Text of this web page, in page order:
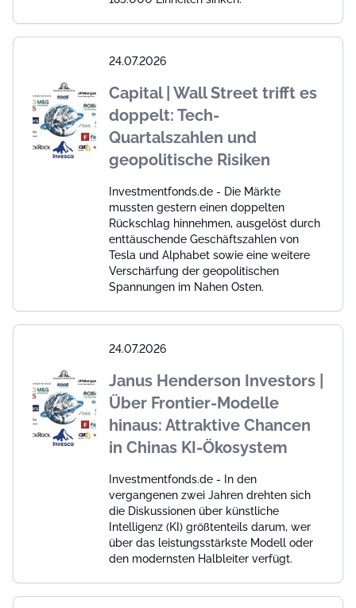
24.07.2026
Capital | Wall Street trifft es
doppelt: Tech-
Quartalszahlen und
geopolitische Risiken
Investmentfonds.de - Die Märkte
mussten gestern einen doppelten
Rückschlag hinnehmen, ausgelöst durch
enttäuschende Geschäftszahlen von
Tesla und Alphabet sowie eine weitere
Verschärfung der geopolitischen
Spannungen im Nahen Osten.
24.07.2026
Janus Henderson Investors |
Über Frontier-Modelle
hinaus: Attraktive Chancen
in Chinas KI-Ökosystem
Investmentfonds.de - In den
vergangenen zwei Jahren drehten sich
die Diskussionen über künstliche
Intelligenz (KI) größtenteils darum, wer
über das leistungsstärkste Modell oder
den modernsten Halbleiter verfügt.